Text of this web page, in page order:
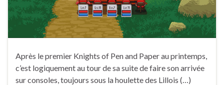
Après le premier Knights of Pen and Paper au printemps,
c’est logiquement au tour de sa suite de faire son arrivée
sur consoles, toujours sous la houlette des Lillois (…)